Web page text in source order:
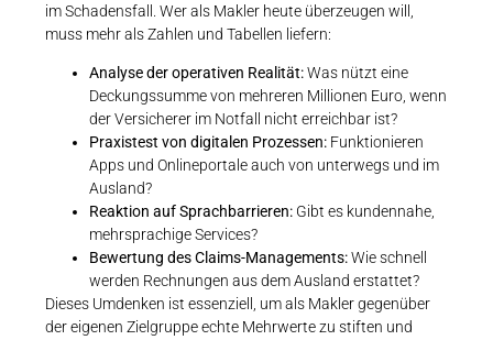
im Schadensfall. Wer als Makler heute überzeugen will,
muss mehr als Zahlen und Tabellen liefern:
Analyse der operativen Realität:Was nützt eine
Deckungssumme von mehreren Millionen Euro, wenn
der Versicherer im Notfall nicht erreichbar ist?
Praxistest von digitalen Prozessen:Funktionieren
Apps und Onlineportale auch von unterwegs und im
Ausland?
Reaktion auf Sprachbarrieren:Gibt es kundennahe,
mehrsprachige Services?
Bewertung des Claims-Managements:Wie schnell
werden Rechnungen aus dem Ausland erstattet?
Dieses Umdenken ist essenziell, um als Makler gegenüber
der eigenen Zielgruppe echte Mehrwerte zu stiften und